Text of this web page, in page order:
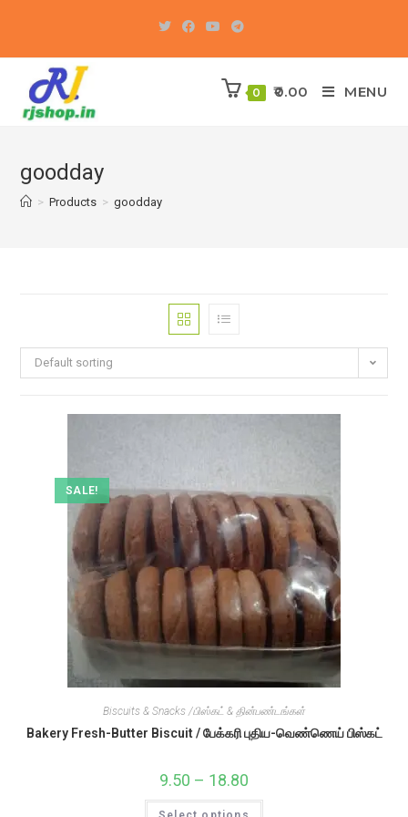
content
0 0.00 MENU
goodday
> Products > goodday
Default sorting
SALE!
Biscuits & Snacks /பிஸ்கட் & தின்பண்டங்கள்
Bakery Fresh-Butter Biscuit / பேக்கரி புதிய-வெண்ணெய் பிஸ்கட்
9.50 – 18.80
₹9.50This